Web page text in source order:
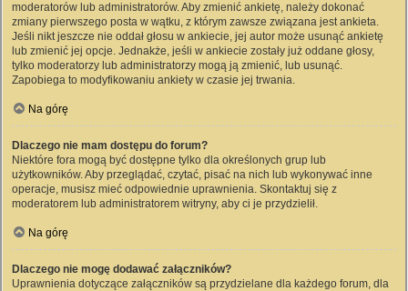
moderatorów lub administratorów. Aby zmienić ankietę, należy dokonać
zmiany pierwszego posta w wątku, z którym zawsze związana jest ankieta.
Jeśli nikt jeszcze nie oddał głosu w ankiecie, jej autor może usunąć ankietę
lub zmienić jej opcje. Jednakże, jeśli w ankiecie zostały już oddane głosy,
tylko moderatorzy lub administratorzy mogą ją zmienić, lub usunąć.
Zapobiega to modyfikowaniu ankiety w czasie jej trwania.
Na górę
Dlaczego nie mam dostępu do forum?
Niektóre fora mogą być dostępne tylko dla określonych grup lub
użytkowników. Aby przeglądać, czytać, pisać na nich lub wykonywać inne
operacje, musisz mieć odpowiednie uprawnienia. Skontaktuj się z
moderatorem lub administratorem witryny, aby ci je przydzielił.
Na górę
Dlaczego nie mogę dodawać załączników?
Uprawnienia dotyczące załączników są przydzielane dla każdego forum, dla